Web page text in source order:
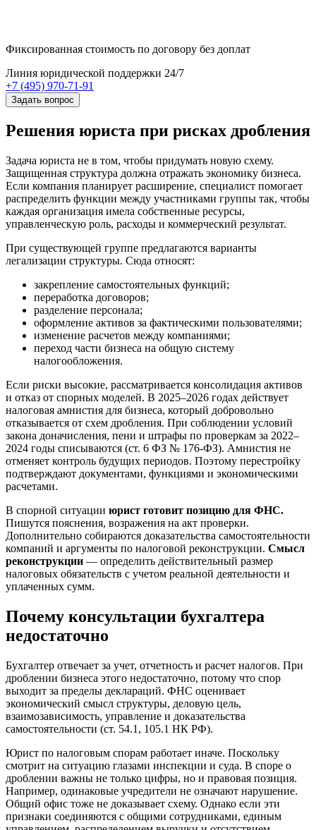
Фиксированная стоимость по договору без доплат
Линия юридической поддержки 24/7
+7 (495) 970-71-91
Задать вопрос
Решения юриста при рисках дробления
Задача юриста не в том, чтобы придумать новую схему.
Защищенная структура должна отражать экономику бизнеса.
Если компания планирует расширение, специалист помогает
распределить функции между участниками группы так, чтобы
каждая организация имела собственные ресурсы,
управленческую роль, расходы и коммерческий результат.
При существующей группе предлагаются варианты
легализации структуры. Сюда относят:
закрепление самостоятельных функций;
переработка договоров;
разделение персонала;
оформление активов за фактическими пользователями;
изменение расчетов между компаниями;
переход части бизнеса на общую систему
налогообложения.
Если риски высокие, рассматривается консолидация активов
и отказ от спорных моделей. В 2025–2026 годах действует
налоговая амнистия для бизнеса, который добровольно
отказывается от схем дробления. При соблюдении условий
закона доначисления, пени и штрафы по проверкам за 2022–
2024 годы списываются (ст. 6 ФЗ № 176-ФЗ). Амнистия не
отменяет контроль будущих периодов. Поэтому перестройку
подтверждают документами, функциями и экономическими
расчетами.
В спорной ситуации юрист готовит позицию для ФНС.
Пишутся пояснения, возражения на акт проверки.
Дополнительно собираются доказательства самостоятельности
компаний и аргументы по налоговой реконструкции. Смысл
реконструкции — определить действительный размер
налоговых обязательств с учетом реальной деятельности и
уплаченных сумм.
Почему консультации бухгалтера
недостаточно
Бухгалтер отвечает за учет, отчетность и расчет налогов. При
дроблении бизнеса этого недостаточно, потому что спор
выходит за пределы деклараций. ФНС оценивает
экономический смысл структуры, деловую цель,
взаимозависимость, управление и доказательства
самостоятельности (ст. 54.1, 105.1 НК РФ).
Юрист по налоговым спорам работает иначе. Поскольку
смотрит на ситуацию глазами инспекции и суда. В споре о
дроблении важны не только цифры, но и правовая позиция.
Например, одинаковые учредители не означают нарушение.
Общий офис тоже не доказывает схему. Однако если эти
признаки соединяются с общими сотрудниками, единым